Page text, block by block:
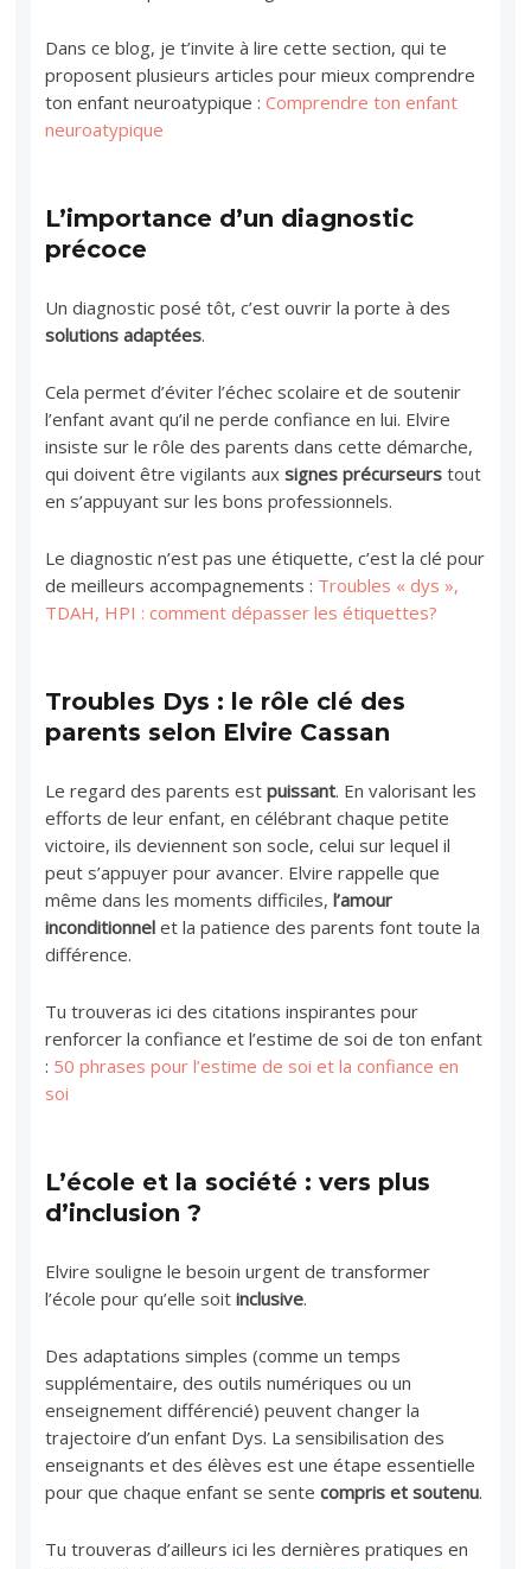
Dans ce blog, je t’invite à lire cette section, qui te
proposent plusieurs articles pour mieux comprendre
ton enfant neuroatypique :Comprendre ton enfant
neuroatypique
L’importance d’un diagnostic
précoce
Un diagnostic posé tôt, c’est ouvrir la porte à des
solutions adaptées.
Cela permet d’éviter l’échec scolaire et de soutenir
l’enfant avant qu’il ne perde confiance en lui. Elvire
insiste sur le rôle des parents dans cette démarche,
qui doivent être vigilants auxsignes précurseurs tout
en s’appuyant sur les bons professionnels.
Le diagnostic n’est pas une étiquette, c’est la clé pour
de meilleurs accompagnements : Troubles « dys »,
TDAH, HPI : comment dépasser les étiquettes?
Troubles Dys : le rôle clé des
parents selon Elvire Cassan
Le regard des parents estpuissant. En valorisant les
efforts de leur enfant, en célébrant chaque petite
victoire, ils deviennent son socle, celui sur lequel il
peut s’appuyer pour avancer. Elvire rappelle que
même dans les moments difficiles,l’amour
inconditionnel et la patience des parents font toute la
différence.
Tu trouveras ici des citations inspirantes pour
renforcer la confiance et l’estime de soi de ton enfant
: 50 phrases pour l’estime de soi et la confiance en
soi
L’école et la société : vers plus
d’inclusion ?
Elvire souligne le besoin urgent de transformer
l’école pour qu’elle soitinclusive.
Des adaptations simples (comme un temps
supplémentaire, des outils numériques ou un
enseignement différencié) peuvent changer la
trajectoire d’un enfant Dys. La sensibilisation des
enseignants et des élèves est une étape essentielle
pour que chaque enfant se sentecompris et soutenu.
Tu trouveras d’ailleurs ici les dernières pratiques en